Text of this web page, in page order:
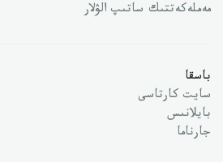
مەملەكەتتىك ساتىپ الۋلار
باسقا
سايت كارتاسى
بايلانىس
جارناما